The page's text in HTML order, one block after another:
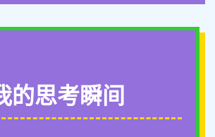
的思考瞬间